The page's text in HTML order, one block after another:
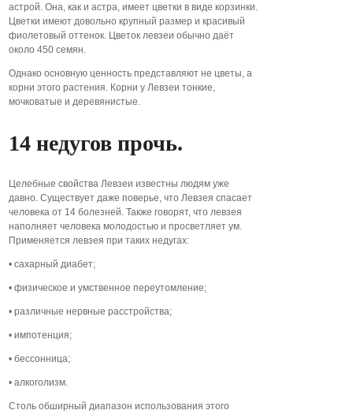
астрой. Она, как и астра, имеет цветки в виде корзинки.
Цветки имеют довольно крупный размер и красивый
фиолетовый оттенок. Цветок левзеи обычно даёт
около 450 семян.
Однако основную ценность представляют не цветы, а
корни этого растения. Корни у Левзеи тонкие,
мочковатые и деревянистые.
14 недугов прочь.
Целебные свойства Левзеи известны людям уже
давно. Существует даже поверье, что Левзея спасает
человека от 14 болезней. Также говорят, что левзея
наполняет человека молодостью и просветляет ум.
Применяется левзея при таких недугах:
• сахарный диабет;
• физическое и умственное переутомление;
• различные нервные расстройства;
• импотенция;
• бессонница;
• алкоголизм.
Столь обширный диапазон использования этого